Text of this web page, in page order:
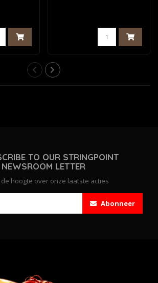
TO OUR STRINGPOINT
NEWSROOM LETTER
de hoogte over onze laatste acties
Abonneer